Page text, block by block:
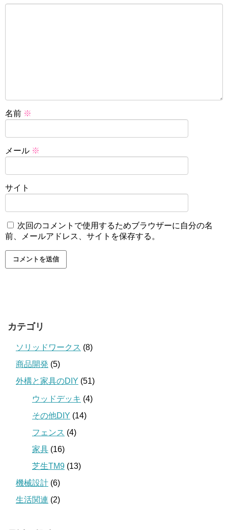
名前 ※
メール ※
サイト
次回のコメントで使用するためブラウザーに自分の名
前、メールアドレス、サイトを保存する。
カテゴリ
ソリッドワークス (8)
商品開発 (5)
外構と家具のDIY (51)
ウッドデッキ (4)
その他DIY (14)
フェンス (4)
家具 (16)
芝生TM9 (13)
機械設計 (6)
生活関連 (2)